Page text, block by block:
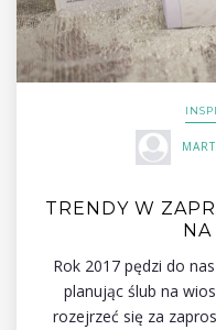
TRENDY W
Rok 2017 pędzi do
planując ślub na
rozejrzeć się za